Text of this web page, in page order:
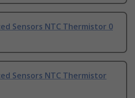
Sensors NTC Thermistor 0
Sensors NTC Thermistor